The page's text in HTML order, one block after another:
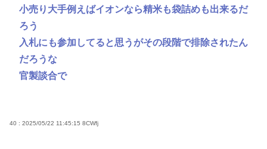
小売り大手例えばイオンなら精米も袋詰めも出来るだ
ろう
入札にも参加してると思うがその段階で排除されたん
だろうな
官製談合で
40 : 2025/05/22 11:45:15 8CWfj